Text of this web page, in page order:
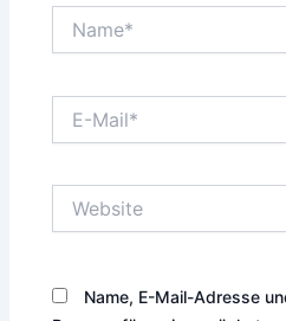
Mail*
Name, E-Mail-Adresse